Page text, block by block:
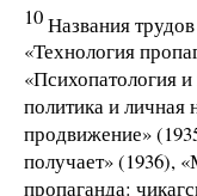
10Названия
«Технология
«Психопатология
политика и
продвижение»
получает» (1936),
пропаганда: